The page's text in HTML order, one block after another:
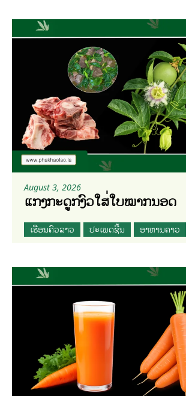
August 3, 2026
ແກງກະດູກງົວໃສ່ໃບໝາກນອດ
ເຮືອນຄົວລາວ ປະເພດຊີ້ນ ອາຫານຄາວ